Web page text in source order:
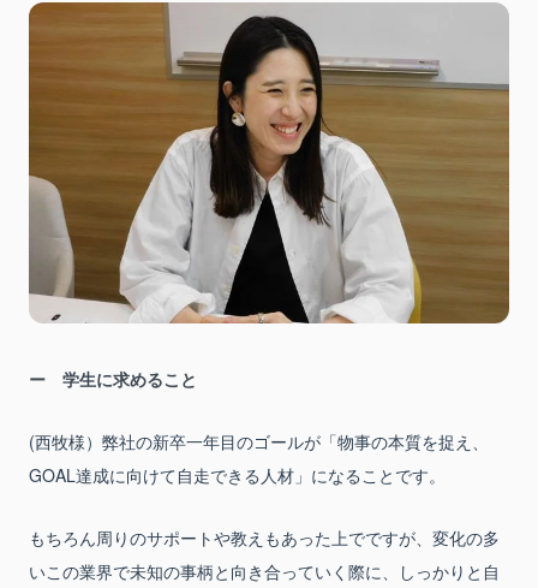
学生に求めること
(西牧様）弊社の新卒一年目のゴールが「物事の本質を捉え、
GOAL達成に向けて自走できる人材」になることです。
もちろん周りのサポートや教えもあった上でですが、変化の多
いこの業界で未知の事柄と向き合っていく際に、しっかりと自